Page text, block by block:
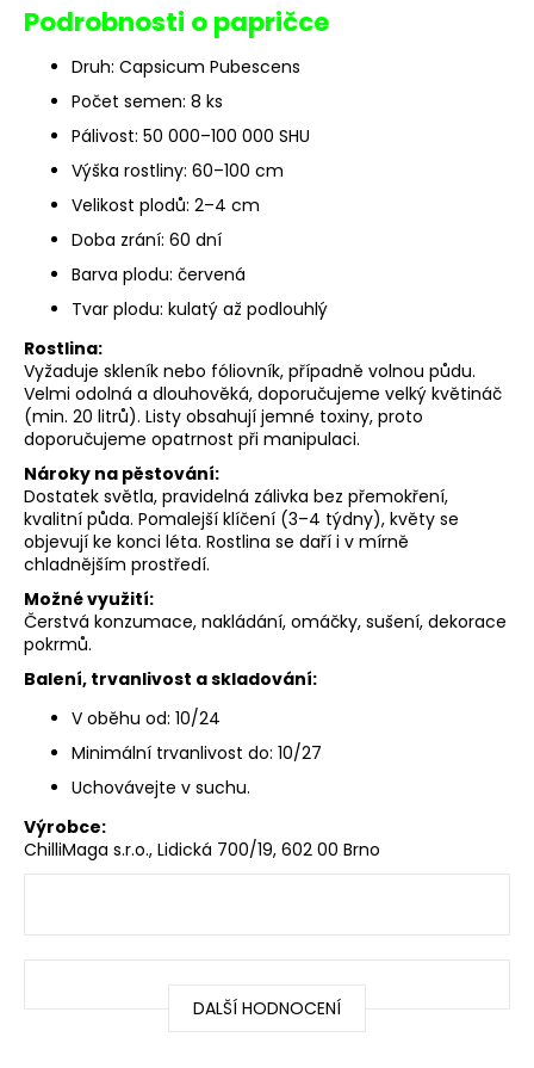
Podrobnosti o papričce
Druh: Capsicum Pubescens
Počet semen: 8 ks
Pálivost: 50 000–100 000 SHU
Výška rostliny: 60–100 cm
Velikost plodů: 2–4 cm
Doba zrání: 60 dní
Barva plodu: červená
Tvar plodu: kulatý až podlouhlý
Rostlina:
Vyžaduje skleník nebo fóliovník, případně volnou půdu.
Velmi odolná a dlouhověká, doporučujeme velký květináč
(min. 20 litrů). Listy obsahují jemné toxiny, proto
doporučujeme opatrnost při manipulaci.
Nároky na pěstování:
Dostatek světla, pravidelná zálivka bez přemokření,
kvalitní půda. Pomalejší klíčení (3–4 týdny), květy se
objevují ke konci léta. Rostlina se daří i v mírně
chladnějším prostředí.
Možné využití:
Čerstvá konzumace, nakládání, omáčky, sušení, dekorace
pokrmů.
Balení, trvanlivost a skladování:
V oběhu od: 10/24
Minimální trvanlivost do: 10/27
Uchovávejte v suchu.
Výrobce:
ChilliMaga s.r.o., Lidická 700/19, 602 00 Brno
e
SUŠENÉ
CHILLI
JERKY
DALŠÍ HODNOCENÍ